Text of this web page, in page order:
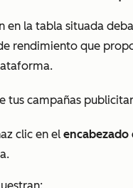
en la tabla situada
rendimiento que
tus campañas
clic en el